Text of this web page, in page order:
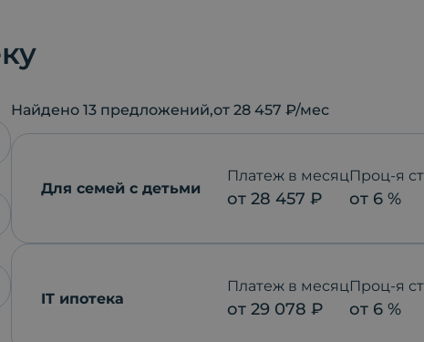
Найдено 13 предложений,от 28 457 ₽/мес
Для семей с детьми
Платеж в месяц
от 28 457 ₽
Проц-я
от 6 %
IT ипотека
Платеж в месяц
от 29 078 ₽
Проц-я
от 6 %